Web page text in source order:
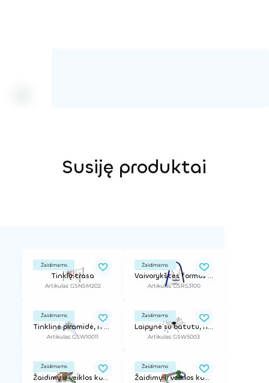
Susiję produktai
Žaidimams
Tinklų trasa
Artikulas: GSNSM202
Žaidimams
Vaivorykštės formos metalinės sūpynės su krepšiu
Artikulas: GSRS3100
Žaidimams
Tinklinė piramidė, h - 3,2 m
Artikulas: GSW10011
Žaidimams
Laipynė su batutu, h - 1,7 m
Artikulas: GSW5003
Žaidimams
Žaidimų ir veiklos kompleksas
Žaidimams
Žaidimų ir veiklos kompleksas